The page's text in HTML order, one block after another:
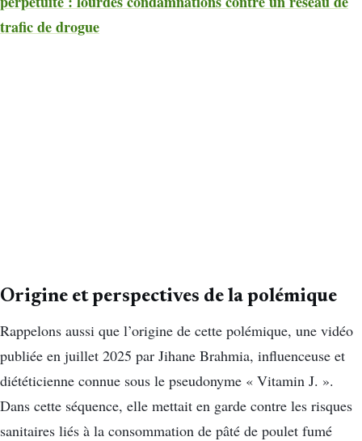
trafic de drogue
Origine et perspectives de la polémique
Rappelons aussi que l’origine de cette polémique, une vidéo
publiée en juillet 2025 par Jihane Brahmia, influenceuse et
diététicienne connue sous le pseudonyme « Vitamin J. ».
Dans cette séquence, elle mettait en garde contre les risques
sanitaires liés à la consommation de pâté de poulet fumé